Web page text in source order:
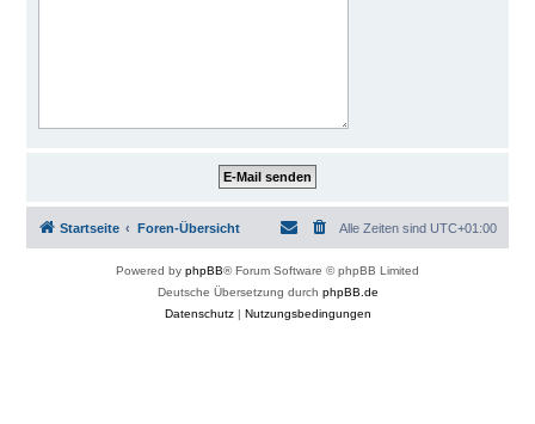
Startseite Foren-Übersicht Alle Zeiten sind UTC+01:00
Powered by phpBB® Forum Software © phpBB Limited
Deutsche Übersetzung durch phpBB.de
Datenschutz| Nutzungsbedingungen